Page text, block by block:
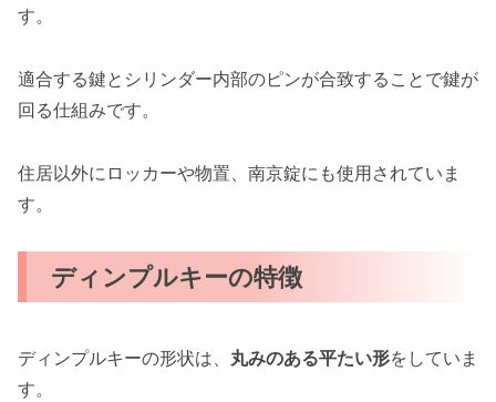
す。
適合する鍵とシリンダー内部のピンが合致することで鍵が
回る仕組みです。
住居以外にロッカーや物置、南京錠にも使用されていま
す。
ディンプルキーの特徴
ディンプルキーの形状は、 丸みのある平たい形をしていま
す。